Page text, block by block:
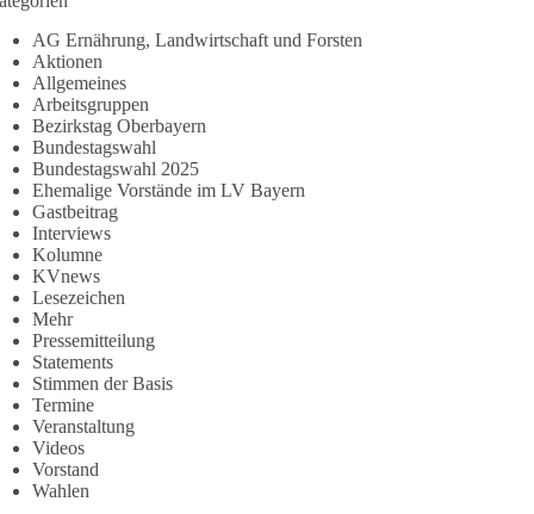
AG Ernährung, Landwirtschaft und Forsten
Aktionen
Allgemeines
Arbeitsgruppen
Bezirkstag Oberbayern
Bundestagswahl
Bundestagswahl 2025
Ehemalige Vorstände im LV Bayern
Gastbeitrag
Interviews
Kolumne
KVnews
Lesezeichen
Mehr
Pressemitteilung
Statements
Stimmen der Basis
Termine
Veranstaltung
Videos
Vorstand
Wahlen